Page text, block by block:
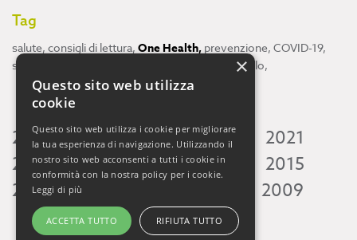
Tag
salute, consigli di lettura, One Health, prevenzione, COVID-19,
scienza
cervello,
2026 2025 2024 2023 2022
2021
2020 2019 2018 2017 2016
2015
2014 2013 2009
×
Questo sito web utilizza
cookie
Questo sito web utilizza i cookie per migliorare
la tua esperienza di navigazione. Utilizzando il
nostro sito web acconsenti a tutti i cookie in
conformità con la nostra policy per i cookie.
Leggi di più
ACCETTA TUTTO RIFIUTA TUTTO